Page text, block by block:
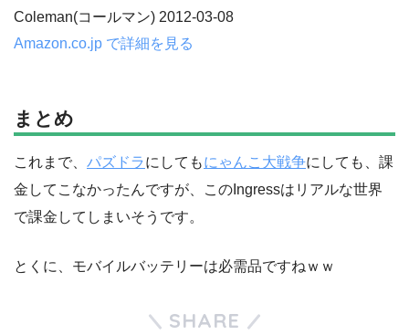
Coleman(コールマン) 2012-03-08
Amazon.co.jp で詳細を見る
まとめ
これまで、 パズドラにしてもにゃんこ大戦争にしても、課
金してこなかったんですが、このIngressはリアルな世界
で課金してしまいそうです。
とくに、モバイルバッテリーは必需品ですねｗｗ
SHARE